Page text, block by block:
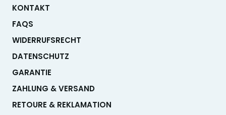
KONTAKT
FAQS
WIDERRUFSRECHT
DATENSCHUTZ
GARANTIE
ZAHLUNG & VERSAND
RETOURE & REKLAMATION